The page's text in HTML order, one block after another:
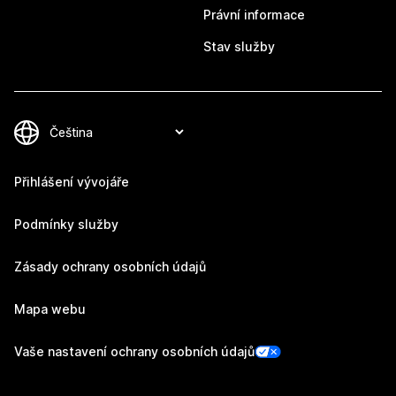
Právní informace
Stav služby
Přihlášení vývojáře
Podmínky služby
Zásady ochrany osobních údajů
Mapa webu
Vaše nastavení ochrany osobních údajů